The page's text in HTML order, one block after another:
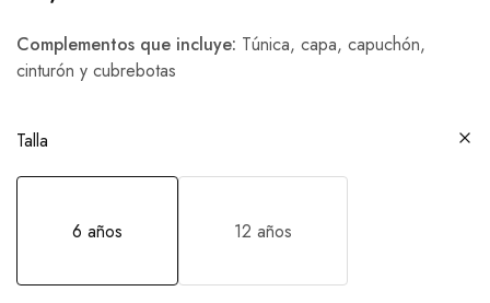
Complementos que incluye: Túnica, capa, capuchón,
cinturón y cubrebotas
Talla
6 años 12 años